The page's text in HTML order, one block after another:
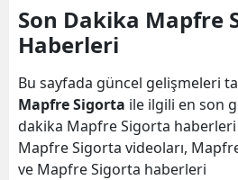
Son Dakika Mapfre
Haberleri
Bu sayfada güncel gelişmeleri
Mapfre Sigorta ile ilgili en son
dakika Mapfre Sigorta haberleri
Mapfre Sigorta videoları,
ve Mapfre Sigorta haberleri